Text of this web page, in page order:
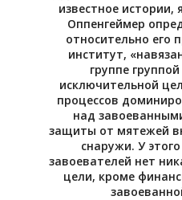
известное истории,
Оппенгеймер
относительно его
институт,
группе
исключительной
процессов
над
защиты от мятежей
снаружи. У
завоевателей нет
цели, кроме